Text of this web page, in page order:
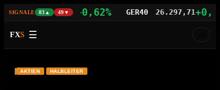
SIGNALE 83▲ 49▼
29.604,21+0,62% GER40 26.297,71+0,48%
FXS ☰
MRVL
AKTIEN HALBLEITER